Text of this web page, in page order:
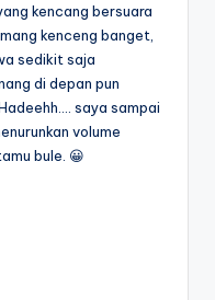
kencang bersuara
kenceng banget,
sedikit saja
di depan pun
saya sampai
volume
bule. 😀